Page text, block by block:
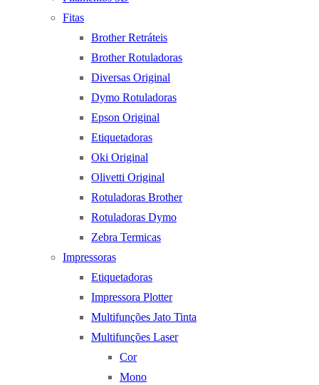
Fitas
Brother Retráteis
Brother Rotuladoras
Diversas Original
Dymo Rotuladoras
Epson Original
Etiquetadoras
Oki Original
Olivetti Original
Rotuladoras Brother
Rotuladoras Dymo
Zebra Termicas
Impressoras
Etiquetadoras
Impressora Plotter
Multifunções Jato Tinta
Multifunções Laser
Cor
Mono